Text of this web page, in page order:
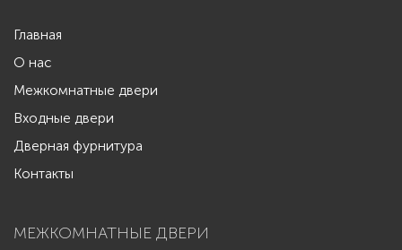
Главная
О нас
Межкомнатные двери
Входные двери
Дверная фурнитура
Контакты
МЕЖКОМНАТНЫЕ ДВЕРИ